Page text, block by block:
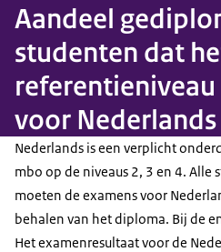
Aandeel
studenten dat
voor Nederlands
Nederlands is een verplicht
mbo op de niveaus 2, 3 en 4. Alle
moeten de examens voor
behalen van het diploma. Bij de
Het examenresultaat voor de